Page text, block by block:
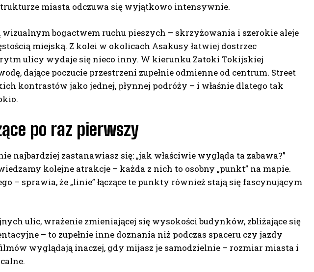
miasta odczuwa się wyjątkowo intensywnie.
bogactwem ruchu pieszych – skrzyżowania i szerokie aleje
miejską. Z kolei w okolicach Asakusy łatwiej dostrzec
ulicy wydaje się nieco inny. W kierunku Zatoki Tokijskiej
dające poczucie przestrzeni zupełnie odmienne od centrum. Street
kontrastów jako jednej, płynnej podróży – i właśnie dlatego tak
po raz pierwszy
najbardziej zastanawiasz się: „jak właściwie wygląda ta zabawa?”
kolejne atrakcje – każda z nich to osobny „punkt” na mapie.
– sprawia, że „linie” łączące te punkty również stają się fascynującym
ulic, wrażenie zmieniającej się wysokości budynków, zbliżające się
– to zupełnie inne doznania niż podczas spaceru czy jazdy
wyglądają inaczej, gdy mijasz je samodzielnie – rozmiar miasta i